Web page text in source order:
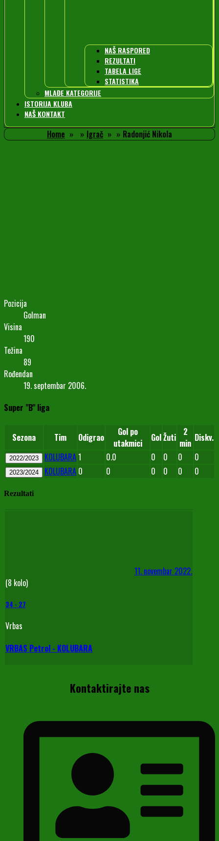
NAŠ RASPORED
REZULTATI
TABELA LIGE
STATISTIKA
MLAĐE KATEGORIJE
ISTORIJA KLUBA
NAŠ KONTAKT
Home Igrač Radonjić Nikola
Pozicija
Golman
Visina
190
Težina
89
Rođendan
19. septembar 2006.
Super "B" liga
Sezona Tim Odigrao
Gol po
utakmici
GolŽuti
2
min Diskv.
2022/2023 KOLUBARA1 0.0 0 0 0 0
2023/2024 KOLUBARA 0 0 0 0 0 0
Rezultati
11. novembar 2022.
(8 kolo)
34 - 27
Vrbas
VRBAS Petrol - KOLUBARA
Kontaktirajte nas